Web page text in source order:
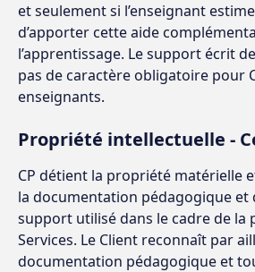
et seulement si l’enseignant
d’apporter cette aide
l’apprentissage. Le support écrit
pas de caractère obligatoire pour
enseignants.
Propriété intellectuelle -
CP détient la propriété matérielle
la documentation pédagogique
support utilisé dans le cadre de la
Services. Le Client reconnaît par
documentation pédagogique et